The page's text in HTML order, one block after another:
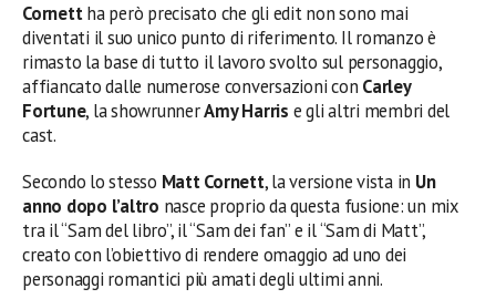
Cornettha però precisato che gli edit non sono mai
diventati il suo unico punto di riferimento. Il romanzo è
rimasto la base di tutto il lavoro svolto sul personaggio,
affiancato dalle numerose conversazioni con Carley
Fortune, la showrunnerAmy Harris e gli altri membri del
cast.
Secondo lo stesso Matt Cornett, la versione vista in Un
anno dopo l’altro nasce proprio da questa fusione: un mix
tra il “Sam del libro”, il “Sam dei fan” e il “Sam di Matt”,
creato con l’obiettivo di rendere omaggio ad uno dei
personaggi romantici più amati degli ultimi anni.